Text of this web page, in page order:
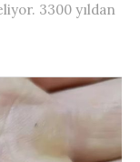
3300 yıldan